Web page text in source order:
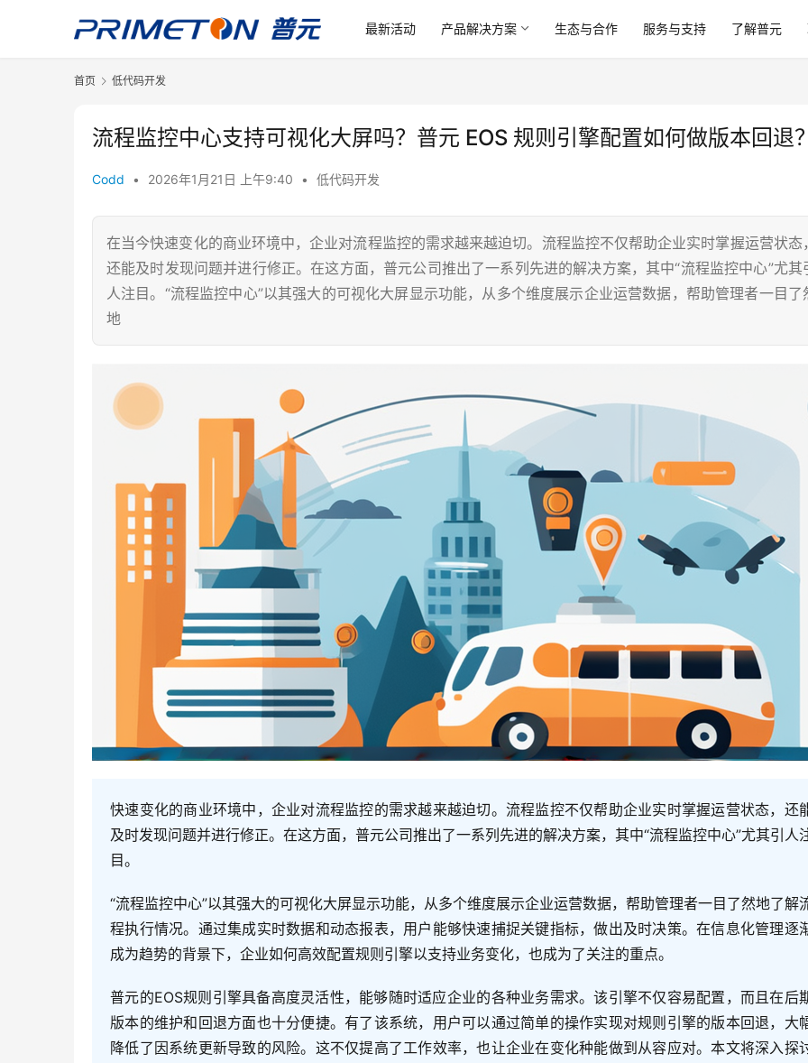
最新活动 产品解决方案 生态与合作 服务与支持 了解普元
首页 低代码开发
流程监控中心支持可视化大屏吗？普元 EOS 规则引擎配置如何做版本回退？
Codd • 2026年1月21日 上午9:40 • 低代码开发
在当今快速变化的商业环境中，企业对流程监控的需求越来越迫切。流程监控不仅帮助企业实时掌握运营状态，
还能及时发现问题并进行修正。在这方面，普元公司推出了一系列先进的解决方案，其中“流程监控中心”尤其
人注目。“流程监控中心”以其强大的可视化大屏显示功能，从多个维度展示企业运营数据，帮助管理者一目了
地
快速变化的商业环境中，企业对流程监控的需求越来越迫切。流程监控不仅帮助企业实时掌握运营状态，还
及时发现问题并进行修正。在这方面，普元公司推出了一系列先进的解决方案，其中“流程监控中心”尤其引人
目。
“流程监控中心”以其强大的可视化大屏显示功能，从多个维度展示企业运营数据，帮助管理者一目了然地了解
程执行情况。通过集成实时数据和动态报表，用户能够快速捕捉关键指标，做出及时决策。在信息化管理逐
成为趋势的背景下，企业如何高效配置规则引擎以支持业务变化，也成为了关注的重点。
普元的EOS规则引擎具备高度灵活性，能够随时适应企业的各种业务需求。该引擎不仅容易配置，而且在后
版本的维护和回退方面也十分便捷。有了该系统，用户可以通过简单的操作实现对规则引擎的版本回退，大
降低了因系统更新导致的风险。这不仅提高了工作效率，也让企业在变化种能做到从容应对。本文将深入探